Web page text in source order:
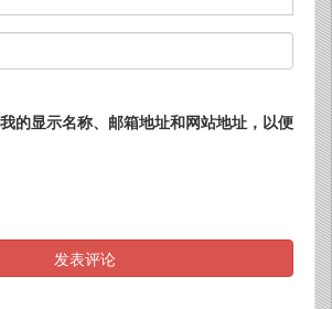
的显示名称、邮箱地址和网站地址，以便